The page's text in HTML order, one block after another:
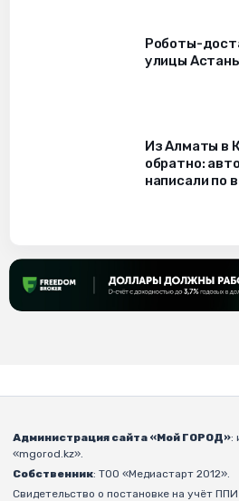
Роботы-
улицы
Из Алматы в
обратно:
написали по
Администрация сайта «Мой ГОРОД»:
«mgorod.kz».
Собственник: ТОО «Медиастарт 2012».
Свидетельство о постановке на учёт